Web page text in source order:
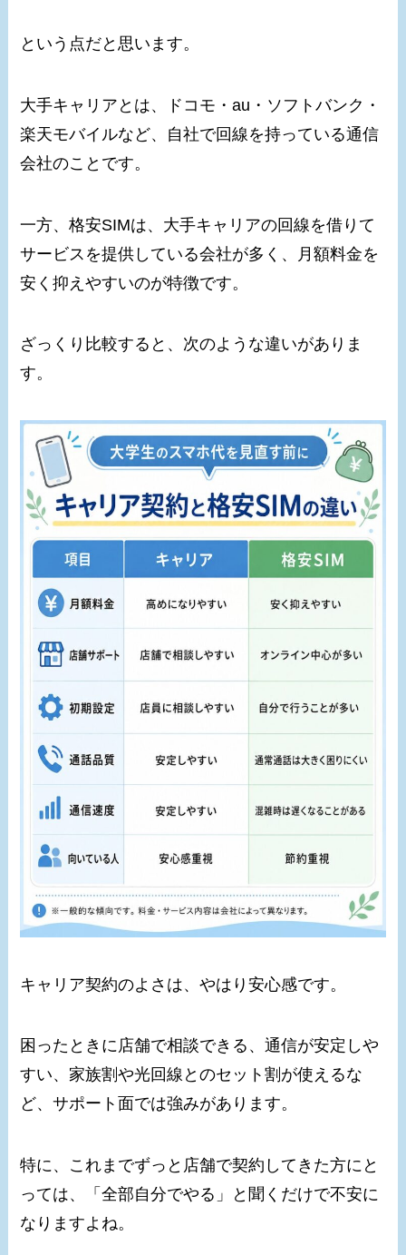
という点だと思います。
大手キャリアとは、ドコモ・au・ソフトバンク・
楽天モバイルなど、自社で回線を持っている通信
会社のことです。
一方、格安SIMは、大手キャリアの回線を借りて
サービスを提供している会社が多く、月額料金を
安く抑えやすいのが特徴です。
ざっくり比較すると、次のような違いがありま
す。
キャリア契約のよさは、やはり安心感です。
困ったときに店舗で相談できる、通信が安定しや
すい、家族割や光回線とのセット割が使えるな
ど、サポート面では強みがあります。
特に、これまでずっと店舗で契約してきた方にと
っては、「全部自分でやる」と聞くだけで不安に
なりますよね。